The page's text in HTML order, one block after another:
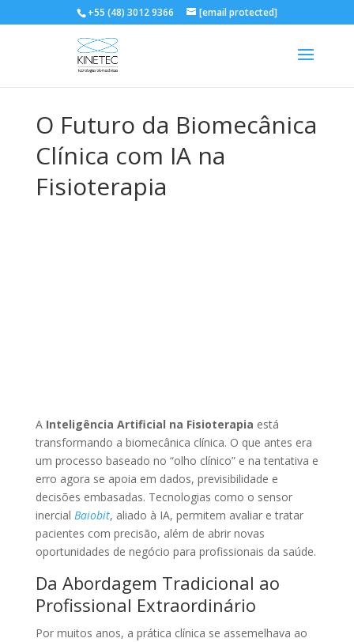
+55 (48) 3012 9366 [email protected]
O Futuro da Biomecânica
Clínica com IA na
Fisioterapia
A Inteligência Artificial na Fisioterapia está
transformando a biomecânica clínica. O que antes era
um processo baseado no “olho clínico” e na tentativa e
erro agora se apoia em dados, previsibilidade e
decisões embasadas. Tecnologias como o sensor
inercial Baiobit, aliado à IA, permitem avaliar e tratar
pacientes com precisão, além de abrir novas
oportunidades de negócio para profissionais da saúde.
Da Abordagem Tradicional ao
Profissional Extraordinário
Por muitos anos, a prática clínica se assemelhava ao